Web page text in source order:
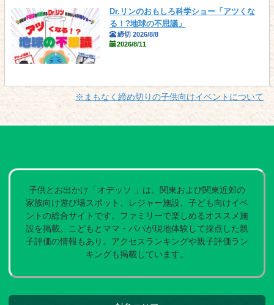
Dr.リンのおもしろ科学ショー「アツくな
る！?地球の不思議」
締切 2026/8/8
2026/8/11
※まもなく締め切りの子供向けイベントについて
子供とお出かけ「オデッソ 」は、関東および関東近郊の
家族向け遊び場スポット、レジャー施設、子ども向けイベ
ントの総合サイトです。ファミリーで楽しめるオススメ施
設を掲載。こどもとママ・パパが現地体験して採点した親
子評価の情報もあり。アクセスランキングや親子評価ラン
キングも掲載しています。